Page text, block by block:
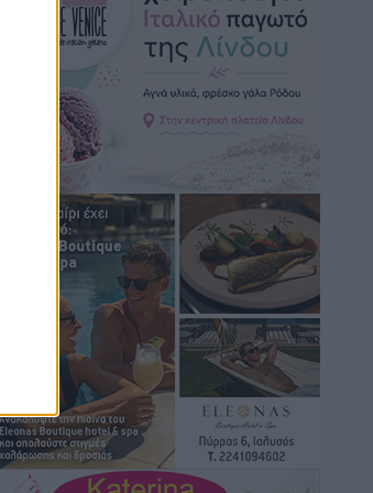
Hotels – Χατζηλαζάρου – Προχωρά
καινούργιο ξενοδοχείο στην Κω
Τοπικές Ειδήσεις•
Αυτοκίνητο μπήκε παράνομα σε
μονόδρομο στο Μαστιχάρι –
Αναποδογύρισε όχημα με μητέρα και
5χρονο παιδί
Τοπικές Ειδήσεις• πριν 10 ώρες
“Η Ευρώπη αντιμετώπιζε το
προσφυγικό σαν ταινία τρόμου” – Η
συγκλονιστική μαρτυρία της Χαρούλας
Γιασιράνη στον RV για τα γεγονότα που
οδήγησαν στο Σύμφωνο της Λέρου
Τοπικές Ειδήσεις• πριν 10 ώρες
Συναυλία με τον Γιάννη Κότσιρα στις